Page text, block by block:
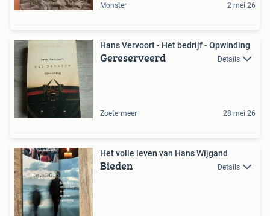
Monster 2 mei 26
Hans Vervoort - Het bedrijf - Opwinding
Gereserveerd Details
Zoetermeer 28 mei 26
Het volle leven van Hans Wijgand
Bieden Details